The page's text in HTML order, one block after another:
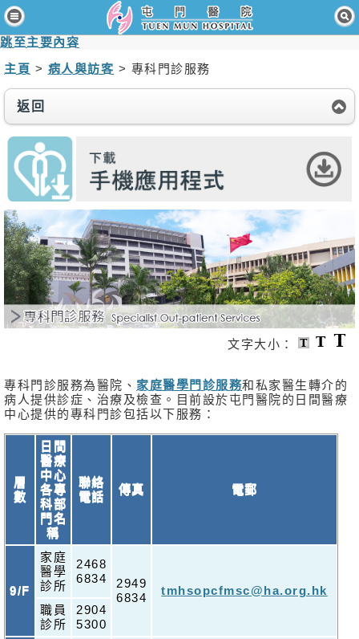
跳至主要內容
主頁
醫療服務
醫護專業人員
消息及活動
關於我們
聯絡我們
免責聲明
無障礙聲明
主頁 > 病人與訪客 > 專科門診服務
返回
文字大小：
專科門診服務為醫院、 家庭醫學門診服務和私家醫生轉介的
病人提供診症、治療及檢查。目前設於屯門醫院的日間醫療
中心提供的專科門診包括以下服務：
層
數
日間
醫療
中心
各專
科部
門名
稱
聯絡
電話
傳真 電郵
9/F
家庭
醫學
診所
2468
6834
2949
6834
tmhsopcfmsc@ha.org.hk
職員
診所
2904
5300